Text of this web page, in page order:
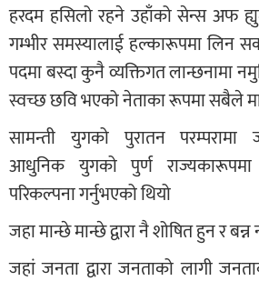
हरदम हसिलो रहने उहाँको सेन्स अफ
गम्भीर समस्यालाई हल्कारूपमा लिन
पदमा बस्दा कुनै व्यक्तिगत लान्छनामा
स्वच्छ छवि भएको नेताका रूपमा सबैले
सामन्ती युगको पुरातन
आधुनिक युगको पुर्ण राज्यकारूपमा
परिकल्पना गर्नुभएको थियो
जहा मान्छे मान्छे द्वारा नै शोषित हुन र
जहां जनता द्वारा जनताको लागी